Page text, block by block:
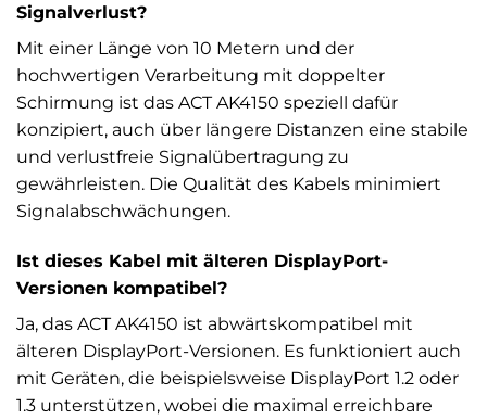
Signalverlust?
Mit einer Länge von 10 Metern und der
hochwertigen Verarbeitung mit doppelter
Schirmung ist das ACT AK4150 speziell dafür
konzipiert, auch über längere Distanzen eine stabile
und verlustfreie Signalübertragung zu
gewährleisten. Die Qualität des Kabels minimiert
Signalabschwächungen.
Ist dieses Kabel mit älteren DisplayPort-
Versionen kompatibel?
Ja, das ACT AK4150 ist abwärtskompatibel mit
älteren DisplayPort-Versionen. Es funktioniert auch
mit Geräten, die beispielsweise DisplayPort 1.2 oder
1.3 unterstützen, wobei die maximal erreichbare